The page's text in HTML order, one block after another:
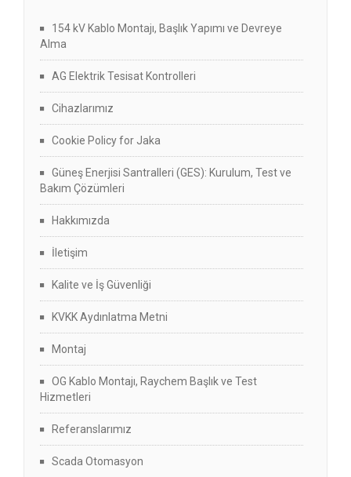
154 kV Kablo Montajı, Başlık Yapımı ve Devreye
Alma
AG Elektrik Tesisat Kontrolleri
Cihazlarımız
Cookie Policy for Jaka
Güneş Enerjisi Santralleri (GES): Kurulum, Test ve
Bakım Çözümleri
Hakkımızda
İletişim
Kalite ve İş Güvenliği
KVKK Aydınlatma Metni
Montaj
OG Kablo Montajı, Raychem Başlık ve Test
Hizmetleri
Referanslarımız
Scada Otomasyon